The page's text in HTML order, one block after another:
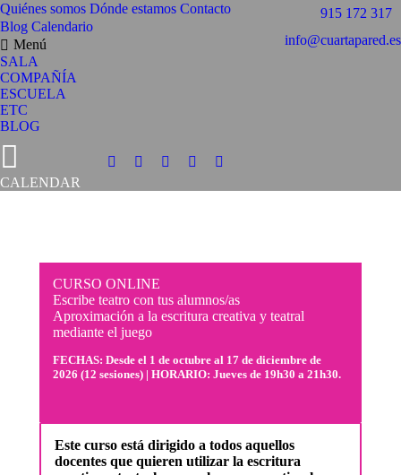
Quiénes somos Dónde estamos Contacto
Blog Calendario
Menú
915 172 317
info@cuartapared.es
SALA
COMPAÑÍA
ESCUELA
ETC
BLOG
CALENDAR
Facebook
página
ventana
nueva
X
página
ventana
nueva
Flickr
página
nueva
YouTube
página
nueva
Instagram
página
nueva
CURSO ONLINE
Escribe teatro con tus alumnos/as
Aproximación a la escritura creativa y teatral
mediante el juego
FECHAS: Desde el 1 de octubre al 17 de diciembre de
2026 (12 sesiones) | HORARIO: Jueves de 19h30 a 21h30.
Este curso está dirigido a todos aquellos
docentes que quieren utilizar la escritura